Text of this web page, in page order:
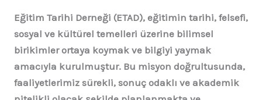
Eğitim Tarihi Derneği (ETAD), eğitimin tarihi, felsefi,
sosyal ve kültürel temelleri üzerine bilimsel
birikimler ortaya koymak ve bilgiyi yaymak
amacıyla kurulmuştur. Bu misyon doğrultusunda,
faaliyetlerimiz sürekli, sonuç odaklı ve akademik